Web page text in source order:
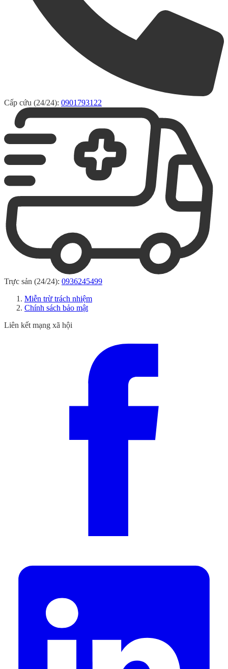
Cấp cứu (24/24): 0901793122
Trực sản (24/24): 0936245499
Miễn trừ trách nhiệm
Chính sách bảo mật
Liên kết mạng xã hội